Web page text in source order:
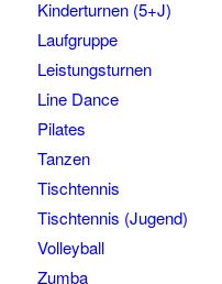
Kinderturnen (5+J)
Laufgruppe
Leistungsturnen
Line Dance
Pilates
Tanzen
Tischtennis
Tischtennis (Jugend)
Volleyball
Zumba